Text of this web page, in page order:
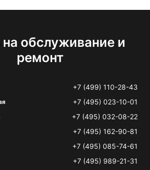
обслуживание и
ремонт
+7 (499) 110-28-43
+7 (495) 023-10-01
+7 (495) 032-08-22
+7 (495) 162-90-81
+7 (495) 085-74-61
+7 (495) 989-21-31